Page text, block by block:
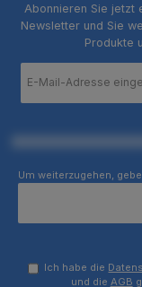
Abonnieren Sie jetzt
Newsletter und Sie
Produkte
Mail-
Um weiterzugehen,
Ich habe die
und die AGB